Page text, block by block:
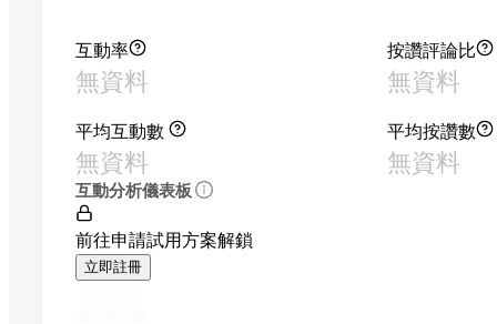
互動率
無資料
按讚評論比
無資料
平均互動數
無資料
平均按讚數
無資料
互動分析儀表板
前往申請試用方案解鎖
立即註冊